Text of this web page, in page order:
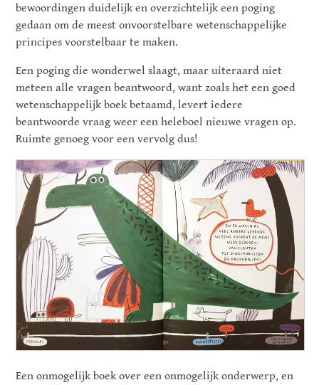
bewoordingen duidelijk en overzichtelijk een poging
gedaan om de meest onvoorstelbare wetenschappelijke
principes voorstelbaar te maken.
Een poging die wonderwel slaagt, maar uiteraard niet
meteen alle vragen beantwoord, want zoals het een goed
wetenschappelijk boek betaamd, levert iedere
beantwoorde vraag weer een heleboel nieuwe vragen op.
Ruimte genoeg voor een vervolg dus!
Een onmogelijk boek over een onmogelijk onderwerp, en